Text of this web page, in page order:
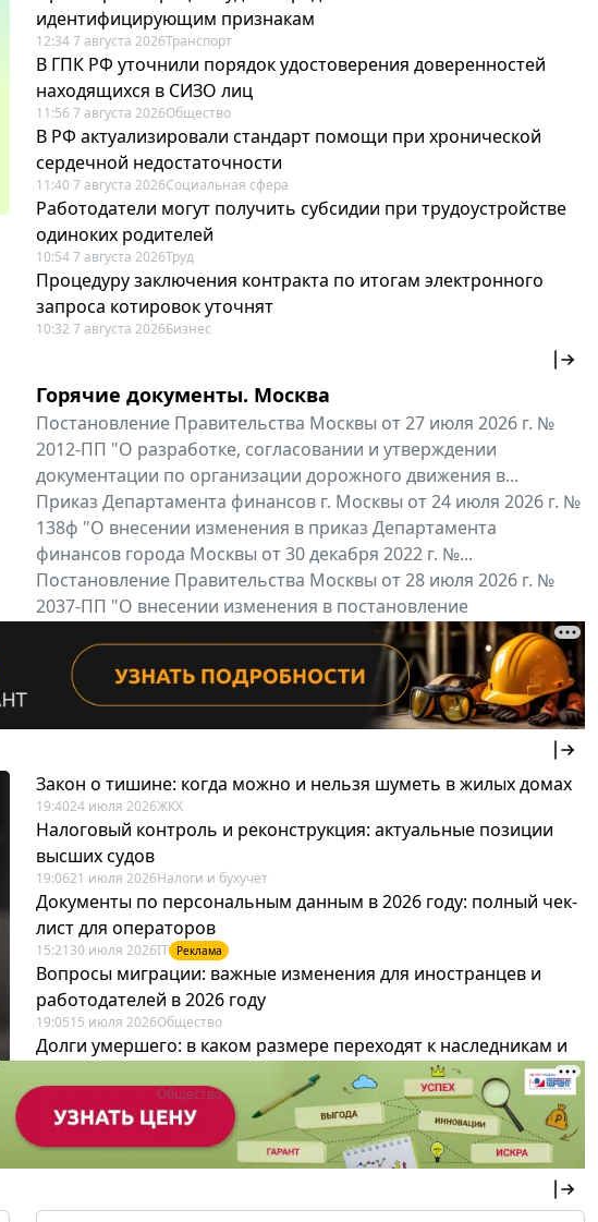
идентифицирующим признакам
12:34 7 августа 2026Транспорт
В ГПК РФ уточнили порядок удостоверения доверенностей
находящихся в СИЗО лиц
11:56 7 августа 2026Общество
В РФ актуализировали стандарт помощи при хронической
сердечной недостаточности
11:40 7 августа 2026Социальная сфера
Работодатели могут получить субсидии при трудоустройстве
одиноких родителей
10:54 7 августа 2026Труд
Процедуру заключения контракта по итогам электронного
запроса котировок уточнят
10:32 7 августа 2026Бизнес
Горячие документы. Москва
Постановление Правительства Москвы от 27 июля 2026 г. №
2012-ПП "О разработке, согласовании и утверждении
документации по организации дорожного движения в...
Приказ Департамента финансов г. Москвы от 24 июля 2026 г. №
138ф "О внесении изменения в приказ Департамента
финансов города Москвы от 30 декабря 2022 г. №...
Постановление Правительства Москвы от 28 июля 2026 г. №
2037-ПП "О внесении изменения в постановление
Правительства Москвы от 26 июля 2011 г. № 334-ПП"
Все региональные документы Мой регион ...
Закон о тишине: когда можно и нельзя шуметь в жилых домах
19:4024 июля 2026ЖКХ
Налоговый контроль и реконструкция: актуальные позиции
высших судов
19:0621 июля 2026Налоги и бухучет
Документы по персональным данным в 2026 году: полный чек-
лист для операторов
15:21 30 июля 2026IT Реклама
Вопросы миграции: важные изменения для иностранцев и
работодателей в 2026 году
19:0515 июля 2026Общество
Долги умершего: в каком размере переходят к наследникам и
19:43 Общество